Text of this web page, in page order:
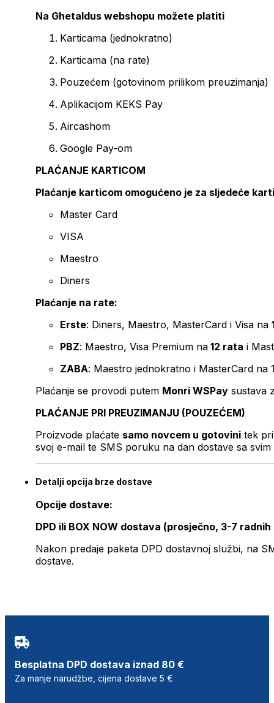
Na Ghetaldus webshopu možete platiti
Karticama (jednokratno)
Karticama (na rate)
Pouzećem (gotovinom prilikom preuzimanja)
Aplikacijom KEKS Pay
Aircashom
Google Pay-om
PLAĆANJE KARTICOM
Plaćanje karticom omogućeno je za sljedeće
Master Card
VISA
Maestro
Diners
Plaćanje na rate:
Erste: Diners, Maestro, MasterCard i Visa na
PBZ: Maestro, Visa Premium na 12 rata i
ZABA: Maestro jednokratno i MasterCard na
Plaćanje se provodi putem Monri WSPay sustava
PLAĆANJE PRI PREUZIMANJU (POUZEĆEM)
Proizvode plaćate samo novcem u gotovini tek
svoj e-mail te SMS poruku na dan dostave sa svim
Detalji opcija brze dostave
Opcije dostave:
DPD ili BOX NOW dostava (prosječno, 3-7 radnih
Nakon predaje paketa DPD dostavnoj službi, na
dostave.
Besplatna DPD dostava iznad 80 €
Za manje narudžbe, cijena dostave 5 €